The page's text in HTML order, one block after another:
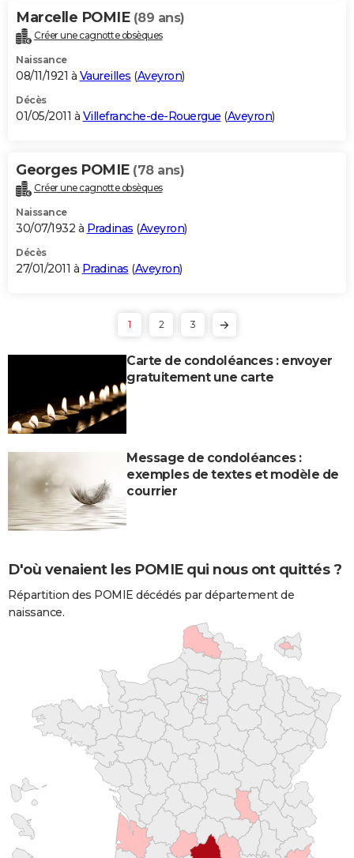
Marcelle POMIE (89 ans)
Créer une cagnotte obsèques
Naissance
08/11/1921 à Vaureilles (Aveyron)
Décès
01/05/2011 à Villefranche-de-Rouergue (Aveyron)
Georges POMIE (78 ans)
Créer une cagnotte obsèques
Naissance
30/07/1932 à Pradinas (Aveyron)
Décès
27/01/2011 à Pradinas (Aveyron)
1 2 3
Carte de condoléances : envoyer
gratuitement une carte
Message de condoléances :
exemples de textes et modèle de
courrier
D'où venaient les POMIE qui nous ont quittés ?
Répartition des POMIE décédés par département de
naissance.